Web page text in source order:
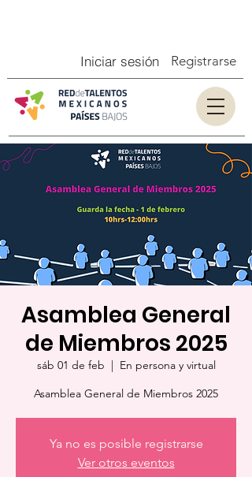
Iniciar sesión Registrarse
Asamblea General
de Miembros 2025
sáb 01 de feb
  |
En persona y virtual
Asamblea General de Miembros 2025
Ya no es posible registrarse
Ver otros eventos